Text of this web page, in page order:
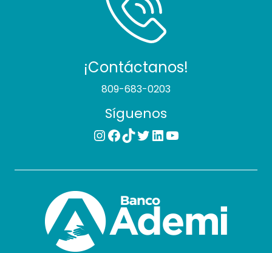
¡Contáctanos!
809-683-0203
Síguenos
Instagram
Facebook
TikTok
Twitter
LinkedIn
YouTube